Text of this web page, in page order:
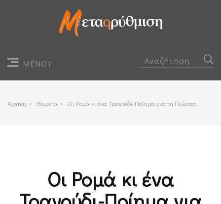
ΜΕΝΟΥ
Αρχικη > Θεματα > Οι Ρομά κι ένα Τραγούδι-Ποίημα για τη Γλώσσα
Οι Ρομά κι ένα